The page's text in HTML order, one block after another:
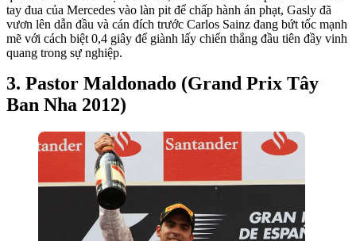
tay đua của Mercedes vào làn pit để chấp hành án phạt, Gasly đã
vươn lên dẫn đầu và cán đích trước Carlos Sainz đang bứt tốc mạnh
mẽ với cách biệt 0,4 giây để giành lấy chiến thắng đầu tiên đầy vinh
quang trong sự nghiệp.
Pastor Maldonado (Grand Prix Tây
Ban Nha 2012)